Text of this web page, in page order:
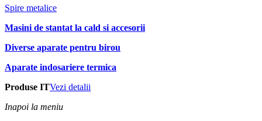
Spire metalice
Masini de stantat la cald si accesorii
Diverse aparate pentru birou
Aparate indosariere termica
Produse ITVezi detalii
Inapoi la meniu